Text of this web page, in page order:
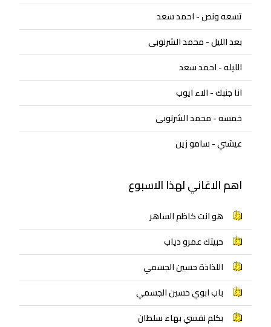
تسعه ونص - احمد سعد
بعد الليل - محمد الشرنوبى
الليله - احمد سعد
انا جنبك - الاء ايوب
خمسه - محمد الشرنوبى
عيشني - سامو زين
اهم الاغاني لهذا الاسبوع
هو انت كاظم الساهر
حبيتك عمرو دياب
اللذاذة حسين الجسمي
باب ابوي حسين الجسمي
بكلم نفسي بهاء سلطان